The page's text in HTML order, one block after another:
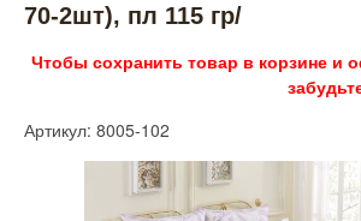
70-2шт), пл 115 гр/
Чтобы сохранить товар в корзине и
Артикул: 8005-102